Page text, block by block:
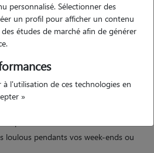
plus pour en apprendre plus eux et
chiens, chats, chevaux, actuellement
loulous pendants vos week-ends ou
personnalisé. Sélectionner des
un profil pour afficher un contenu
études de marché afin de générer
l'utilisation de ces technologies en
»